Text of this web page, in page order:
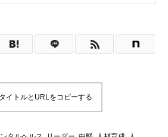
イトルとURLをコピーする